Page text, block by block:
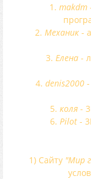
1. makdm
2. Механик-
3. Елена -
4. denis2000
5. коля-
6. Pilot -
1) Сайту "Мир